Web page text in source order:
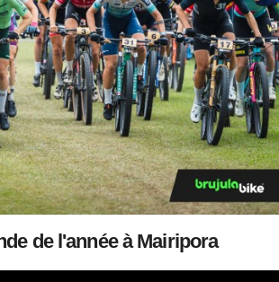
de l'année à Mairipora